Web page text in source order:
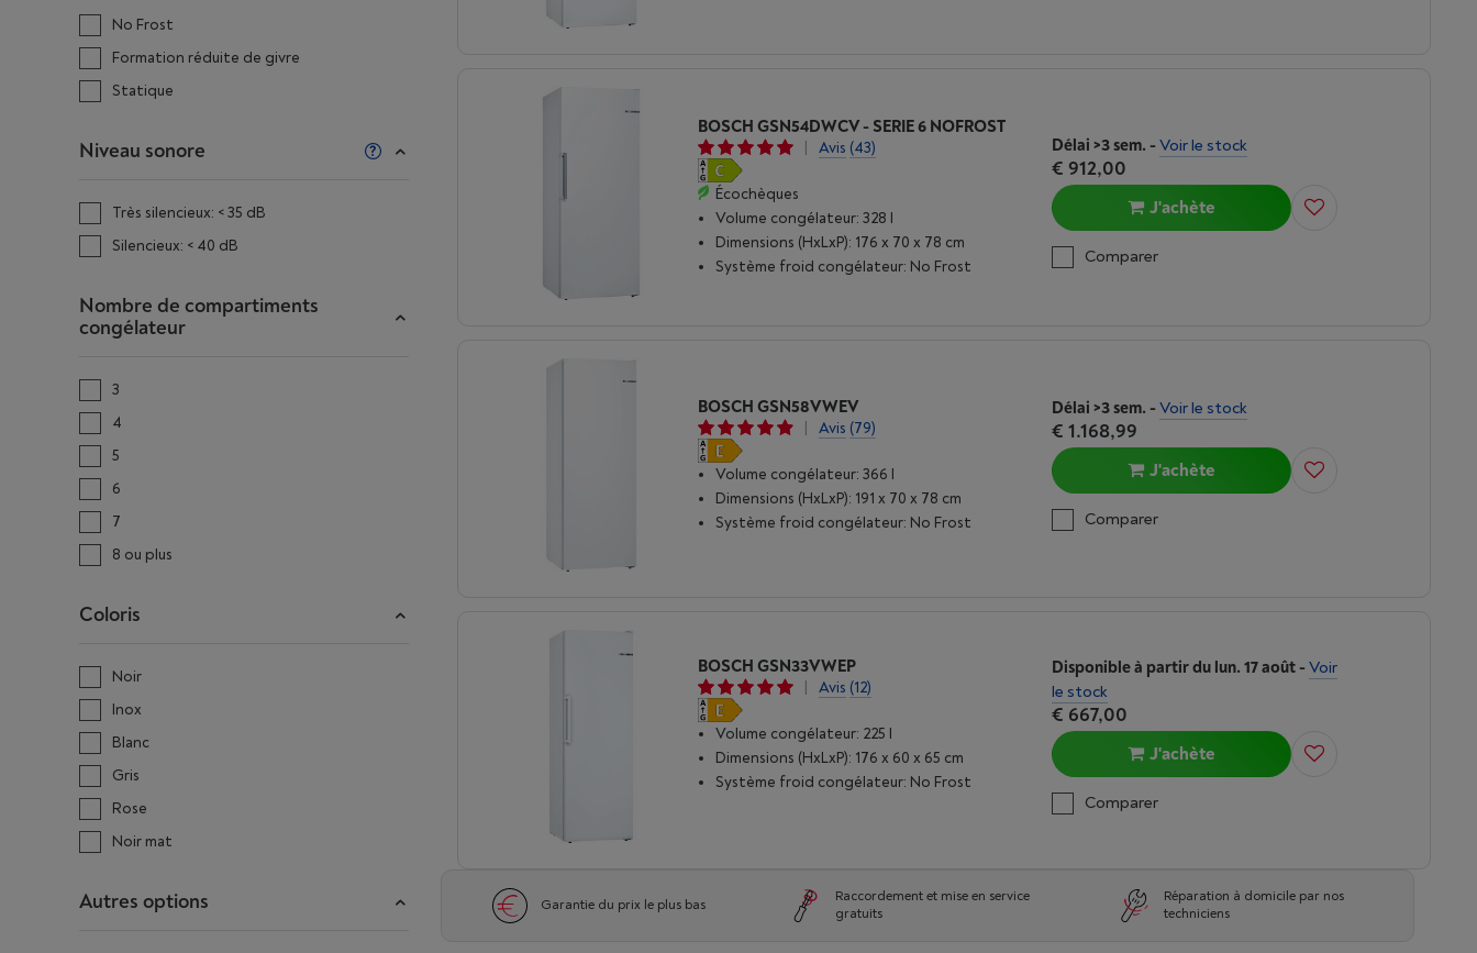
No Frost
Formation réduite de givre
Statique
Niveau sonore
Très silencieux: < 35 dB
Silencieux: < 40 dB
Nombre de compartiments
congélateur
3
4
5
6
7
8 ou plus
Coloris
Noir
Inox
Blanc
Gris
Rose
Noir mat
Autres options Garantie du prix le plus bas
Raccordement et mise en service
gratuits
Réparation à domicile par nos
techniciens
BOSCH GSN54DWCV - SERIE 6 NOFROST
|
Avis (43)
Écochèques
Volume congélateur: 328 l
Dimensions (HxLxP): 176 x 70 x 78 cm
Système froid congélateur: No Frost
Délai >3 sem. - Voir le stock
€ 912,00
J'achète
Comparer
BOSCH GSN58VWEV
|
Avis (79)
Volume congélateur: 366 l
Dimensions (HxLxP): 191 x 70 x 78 cm
Système froid congélateur: No Frost
Délai >3 sem. - Voir le stock
€ 1.168,99
J'achète
Comparer
BOSCH GSN33VWEP
|
Avis (12)
Volume congélateur: 225 l
Dimensions (HxLxP): 176 x 60 x 65 cm
Système froid congélateur: No Frost
Disponible à partir du lun. 17 août- Voir
le stock
€ 667,00
J'achète
Comparer